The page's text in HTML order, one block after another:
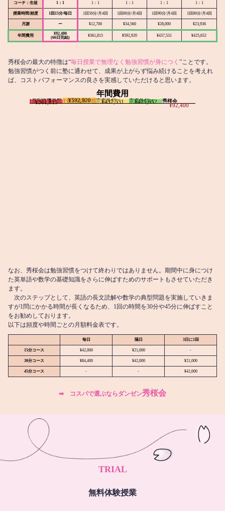
コーチ：生徒 1：1 1：1 1：1 1：1 1：1
授業時間/頻度 1回15分/毎日 1回50分/月4回 1回60分/月4回 1回90分/月4回 1回80分/月4回
月謝 ー ¥12,700 ¥34,560 ¥28,000 ¥23,936
年間費用
¥92,400
(66日完結)
¥361,815 ¥592,920 ¥437,531 ¥425,652
秀桜会の最大の特徴は“毎日授業で無理なく勉強習慣が身につく ”ことです。
勉強習慣がつく前に塾に通わせて、成果が上がらず悩み続けることを考えれ
ば、コストパフォーマンスの良さを実感していただけると思います。
年間費用
I個別指導学院
¥361,815 T個別指導学院
¥592,920 家庭教師T
¥437,531 家庭教師M
¥425,652 秀桜会
¥92,400
なお、秀桜会は勉強習慣をつけて終わりではありません。期間中に身につけ
た英単語や数学の基礎知識をさらに伸ばすためのサポートもさせていただき
ます。
次のステップとして、英語の長文読解や数学の典型問題を実施していきま
すが1問にかかる時間が長くなるため、1回の時間を30分や45分に伸ばすこと
をお勧めしております。
以下は頻度や時間ごとの月額料金表です。
毎日 隔日 3日に1回
15分コース ¥42,000 ¥21,000 -
30分コース ¥84,400 ¥42,000 ¥21,000
45分コース - - ¥42,000
➡︎ コスパで選ぶならダンゼン秀桜会
TRIAL
無料体験授業